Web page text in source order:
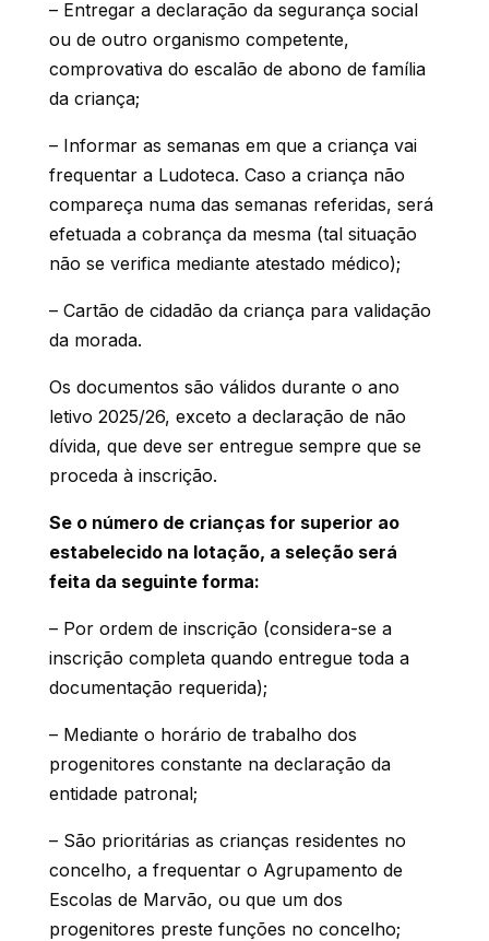
– Entregar a declaração da segurança social
ou de outro organismo competente,
comprovativa do escalão de abono de família
da criança;
– Informar as semanas em que a criança vai
frequentar a Ludoteca. Caso a criança não
compareça numa das semanas referidas, será
efetuada a cobrança da mesma (tal situação
não se verifica mediante atestado médico);
– Cartão de cidadão da criança para validação
da morada.
Os documentos são válidos durante o ano
letivo 2025/26, exceto a declaração de não
dívida, que deve ser entregue sempre que se
proceda à inscrição.
Se o número de crianças for superior ao
estabelecido na lotação, a seleção será
feita da seguinte forma:
– Por ordem de inscrição (considera-se a
inscrição completa quando entregue toda a
documentação requerida);
– Mediante o horário de trabalho dos
progenitores constante na declaração da
entidade patronal;
– São prioritárias as crianças residentes no
concelho, a frequentar o Agrupamento de
Escolas de Marvão, ou que um dos
progenitores preste funções no concelho;